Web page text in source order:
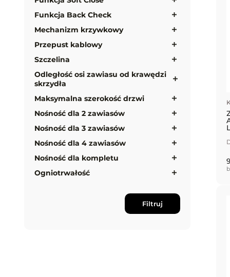
Funkcja Back Check
Mechanizm krzywkowy
Przepust kablowy
Szczelina
Odległość osi zawiasu od krawędzi
skrzydła
Maksymalna szerokość drzwi
Nośność dla 2 zawiasów
Nośność dla 3 zawiasów
Nośność dla 4 zawiasów
Nośność dla kompletu
Ogniotrwałość
Filtruj